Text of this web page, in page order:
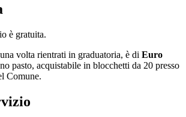
è gratuita.
volta rientrati in graduatoria, è di Euro
pasto, acquistabile in blocchetti da 20 presso
Comune.